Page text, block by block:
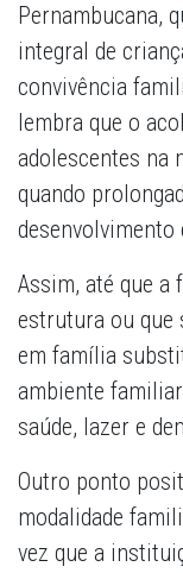
Pernambucana,
integral de
convivência
lembra que o
adolescentes na
quando
Assim, até que
estrutura ou que
em família
ambiente
saúde, lazer e
Outro ponto
modalidade
vez que a